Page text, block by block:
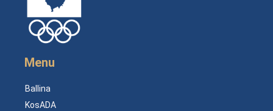
Menu
Ballina
KosADA